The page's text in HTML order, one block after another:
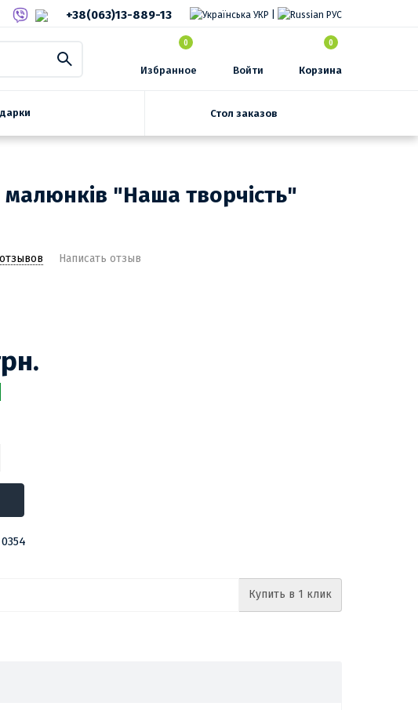
+38(063)13-889-13 УКР РУС
0
Избранное Войти
0
Корзина
Стол заказов
малюнків "Наша творчість"
Написать отзыв
Купить в 1 клик